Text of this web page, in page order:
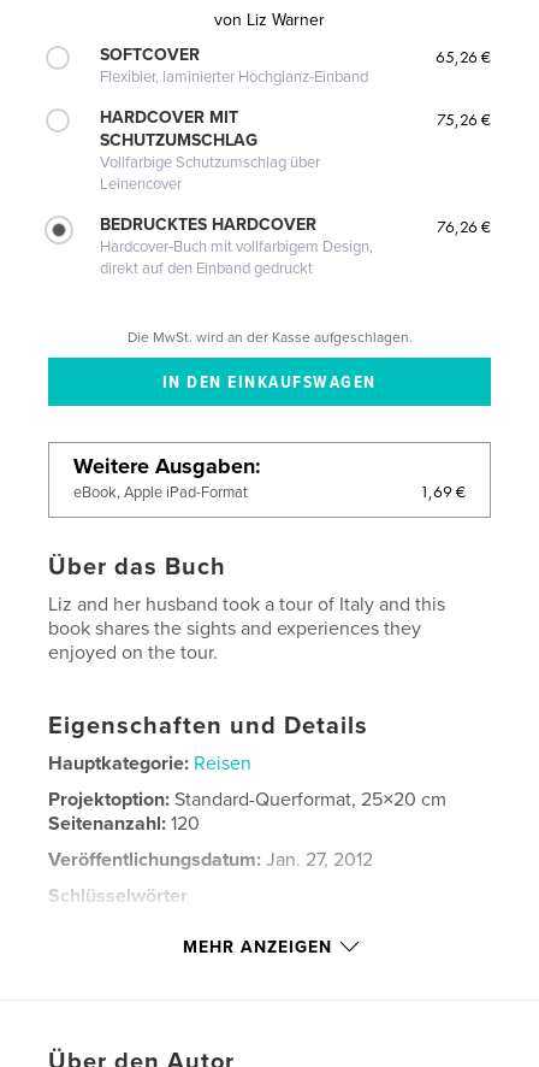
von Liz Warner
SOFTCOVER
Flexibler, laminierter Hochglanz-Einband
65,26 €
HARDCOVER MIT
SCHUTZUMSCHLAG
Vollfarbige Schutzumschlag über
Leinencover
75,26 €
BEDRUCKTES HARDCOVER
Hardcover-Buch mit vollfarbigem Design,
direkt auf den Einband gedruckt
76,26 €
Die MwSt. wird an der Kasse aufgeschlagen.
Weitere Ausgaben
eBook, Apple iPad-Format 1,69 €
Über das Buch
Liz and her husband took a tour of Italy and this
book shares the sights and experiences they
enjoyed on the tour.
Eigenschaften und Details
Hauptkategorie: Reisen
Projektoption:Standard-Querformat, 25×20 cm
Seitenanzahl:120
Veröffentlichungsdatum: Jan. 27, 2012
Schlüsselwörter
MEHR ANZEIGEN